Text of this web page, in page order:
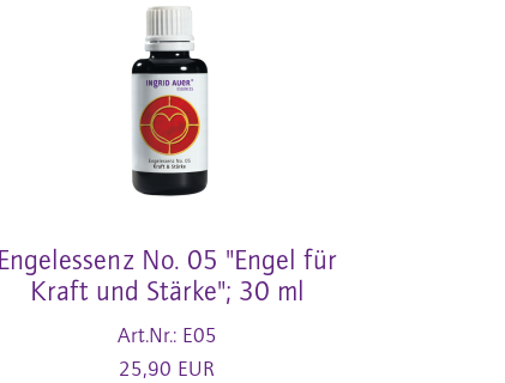
Engelessenz No. 05 "Engel für
Kraft und Stärke"; 30 ml
Art.Nr.: E05
25,90 EUR